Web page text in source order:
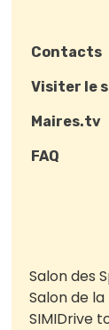
Contacts
Visiter le
Maires.tv
FAQ
Salon des
Salon de
SIMIDrive